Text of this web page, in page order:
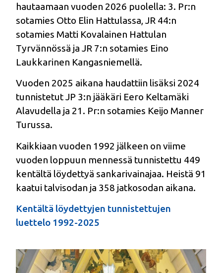
hautaamaan vuoden 2026 puolella: 3. Pr:n
sotamies Otto Elin Hattulassa, JR 44:n
sotamies Matti Kovalainen Hattulan
Tyrvännössä ja JR 7:n sotamies Eino
Laukkarinen Kangasniemellä.
Vuoden 2025 aikana haudattiin lisäksi 2024
tunnistetut JP 3:n jääkäri Eero Keltamäki
Alavudella ja 21. Pr:n sotamies Keijo Manner
Turussa.
Kaikkiaan vuoden 1992 jälkeen on viime
vuoden loppuun mennessä tunnistettu 449
kentältä löydettyä sankarivainajaa. Heistä 91
kaatui talvisodan ja 358 jatkosodan aikana.
Kentältä löydettyjen tunnistettujen
luettelo 1992-2025